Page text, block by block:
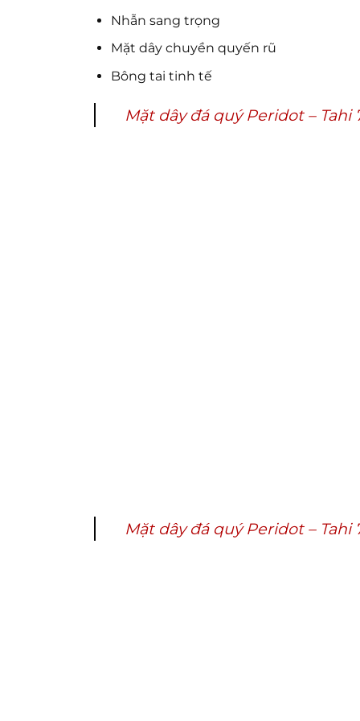
Nhẫn sang trọng
Mặt dây chuyền quyến rũ
Bông tai tinh tế
Mặt dây đá quý Peridot – Tahi
Mặt dây đá quý Peridot – Tahi